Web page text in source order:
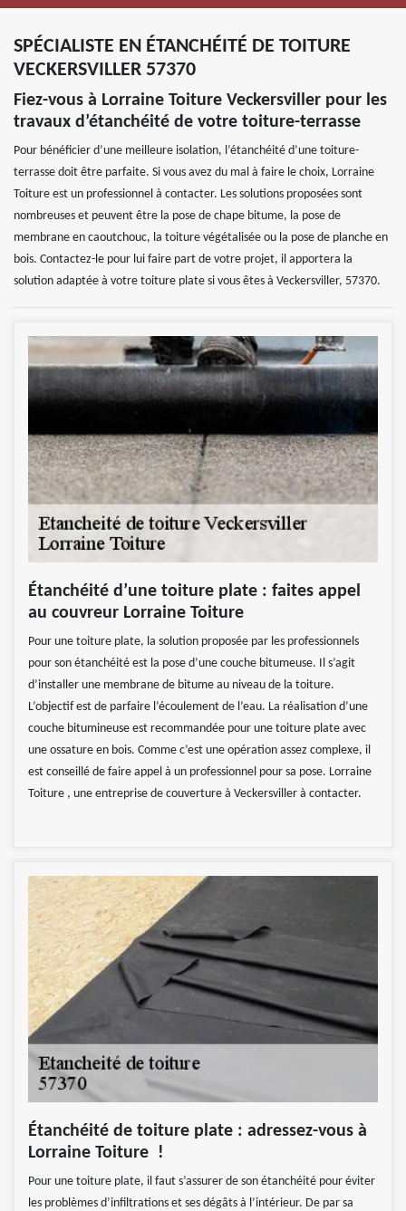
SPÉCIALISTE EN ÉTANCHÉITÉ DE TOITURE
VECKERSVILLER 57370
Fiez-vous à Lorraine Toiture Veckersviller pour les
travaux d’étanchéité de votre toiture-terrasse
Pour bénéficier d’une meilleure isolation, l’étanchéité d’une toiture-
terrasse doit être parfaite. Si vous avez du mal à faire le choix, Lorraine
Toiture est un professionnel à contacter. Les solutions proposées sont
nombreuses et peuvent être la pose de chape bitume, la pose de
membrane en caoutchouc, la toiture végétalisée ou la pose de planche en
bois. Contactez-le pour lui faire part de votre projet, il apportera la
solution adaptée à votre toiture plate si vous êtes à Veckersviller, 57370.
Étanchéité d’une toiture plate : faites appel
au couvreur Lorraine Toiture
Pour une toiture plate, la solution proposée par les professionnels
pour son étanchéité est la pose d’une couche bitumeuse. Il s’agit
d’installer une membrane de bitume au niveau de la toiture.
L’objectif est de parfaire l’écoulement de l’eau. La réalisation d’une
couche bitumineuse est recommandée pour une toiture plate avec
une ossature en bois. Comme c’est une opération assez complexe, il
est conseillé de faire appel à un professionnel pour sa pose. Lorraine
Toiture , une entreprise de couverture à Veckersviller à contacter.
Étanchéité de toiture plate : adressez-vous à
Lorraine Toiture !
Pour une toiture plate, il faut s’assurer de son étanchéité pour éviter
les problèmes d’infiltrations et ses dégâts à l’intérieur. De par sa